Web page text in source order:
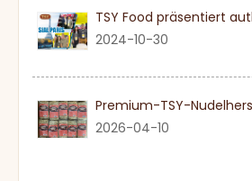
2024-10-30
2026-04-10